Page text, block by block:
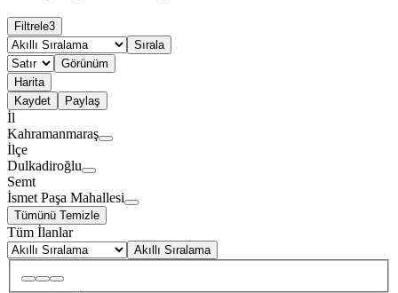
Filtrele3
Sırala
Görünüm
Harita
Kaydet
Paylaş
İl
Kahramanmaraş
İlçe
Dulkadiroğlu
Semt
İsmet Paşa Mahallesi
Tümünü Temizle
Tüm İlanlar
Akıllı Sıralama